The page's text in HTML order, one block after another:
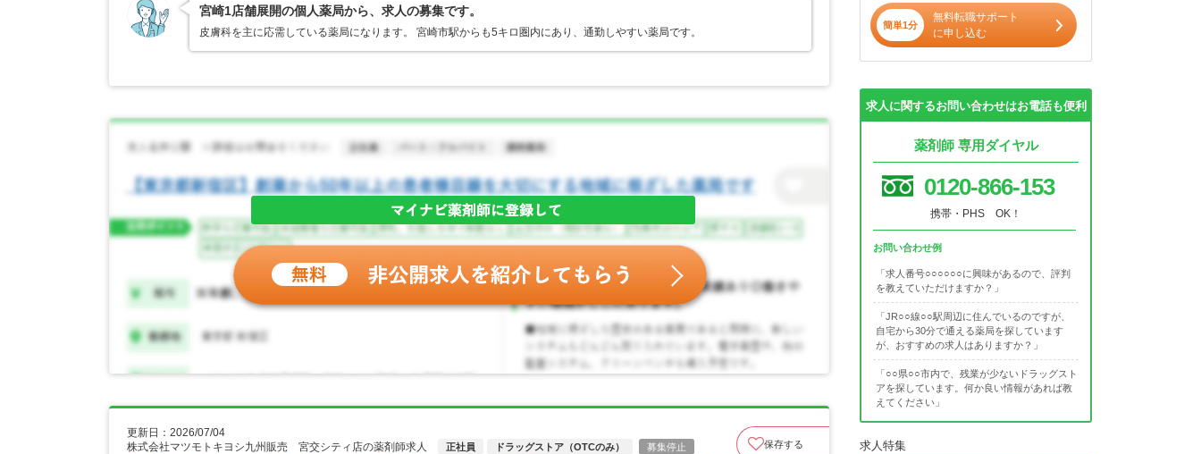
宮崎1店舗展開の個人薬局から、求人の募集です。
皮膚科を主に応需している薬局になります。 宮崎市駅からも5キロ圏内にあり、通勤しやすい薬局です。
更新日：2026/07/04
株式会社マツモトキヨシ九州販売 宮交シティ店の薬剤師求人
正社員 ドラッグストア（OTCのみ） 募集停止 保存する
簡単1分
無料転職サポート
に申し込む
求人に関するお問い合わせはお電話も便利
薬剤師 専用ダイヤル
0120-866-153
携帯・PHS OK！
お問い合わせ例
「求人番号○○○○○○に興味があるので、評判
を教えていただけますか？」
「JR○○線○○駅周辺に住んでいるのですが、
自宅から30分で通える薬局を探しています
が、おすすめの求人はありますか？」
「○○県○○市内で、残業が少ないドラッグスト
アを探しています。何か良い情報があれば教
えてください」
求人特集